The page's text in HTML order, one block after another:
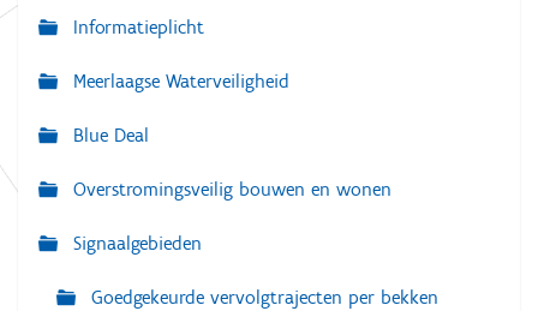
a
i
g
t
Informatieplicht
Meerlaagse Waterveiligheid
Blue Deal
Overstromingsveilig bouwen en wonen
Signaalgebieden
Goedgekeurde vervolgtrajecten per bekken